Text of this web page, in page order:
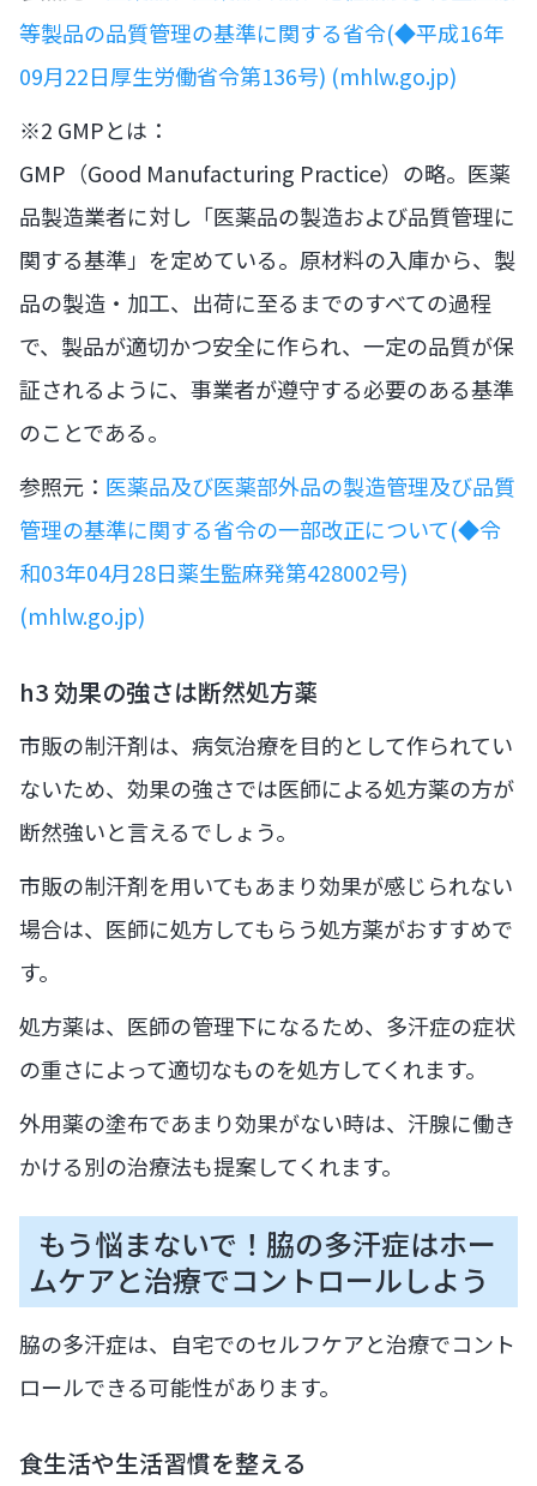
等製品の品質管理の基準に関する省令(◆平成16年
09月22日厚生労働省令第136号) (mhlw.go.jp)
※2 GMPとは：
GMP（Good Manufacturing Practice）の略。医薬
品製造業者に対し「医薬品の製造および品質管理に
関する基準」を定めている。原材料の入庫から、製
品の製造・加工、出荷に至るまでのすべての過程
で、製品が適切かつ安全に作られ、一定の品質が保
証されるように、事業者が遵守する必要のある基準
のことである。
参照元： 医薬品及び医薬部外品の製造管理及び品質
管理の基準に関する省令の一部改正について(◆令
和03年04月28日薬生監麻発第428002号)
(mhlw.go.jp)
h3 効果の強さは断然処方薬
市販の制汗剤は、病気治療を目的として作られてい
ないため、効果の強さでは医師による処方薬の方が
断然強いと言えるでしょう。
市販の制汗剤を用いてもあまり効果が感じられない
場合は、医師に処方してもらう処方薬がおすすめで
す。
処方薬は、医師の管理下になるため、多汗症の症状
の重さによって適切なものを処方してくれます。
外用薬の塗布であまり効果がない時は、汗腺に働き
かける別の治療法も提案してくれます。
もう悩まないで！脇の多汗症はホー
ムケアと治療でコントロールしよう
脇の多汗症は、自宅でのセルフケアと治療でコント
ロールできる可能性があります。
食生活や生活習慣を整える